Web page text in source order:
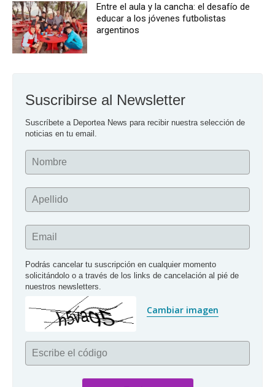
Entre el aula y la cancha: el desafío de
educar a los jóvenes futbolistas
argentinos
Suscribirse al Newsletter
Suscríbete a Deportea News para recibir nuestra selección de
noticias en tu email.
Nombre
Apellido
Email
Podrás cancelar tu suscripción en cualquier momento
solicitándolo o a través de los links de cancelación al pié de
nuestros newsletters.
Cambiar imagen
Escribe el código